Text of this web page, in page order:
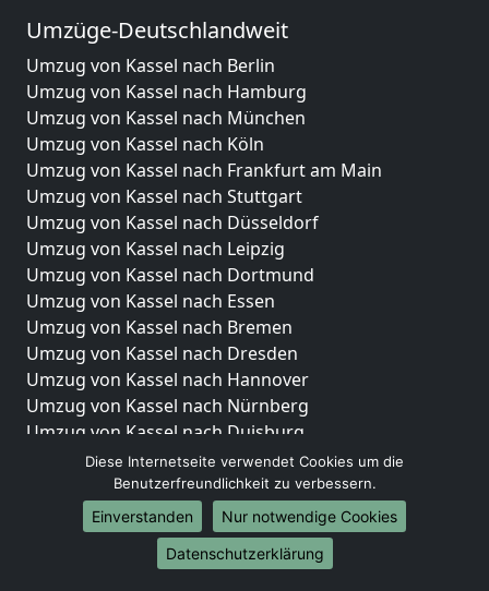
Umzüge-Deutschlandweit
Umzug von Kassel nach Berlin
Umzug von Kassel nach Hamburg
Umzug von Kassel nach München
Umzug von Kassel nach Köln
Umzug von Kassel nach Frankfurt am Main
Umzug von Kassel nach Stuttgart
Umzug von Kassel nach Düsseldorf
Umzug von Kassel nach Leipzig
Umzug von Kassel nach Dortmund
Umzug von Kassel nach Essen
Umzug von Kassel nach Bremen
Umzug von Kassel nach Dresden
Umzug von Kassel nach Hannover
Umzug von Kassel nach Nürnberg
Umzug von Kassel nach Duisburg
Umzug von Kassel nach Bochum
Umzug von Kassel nach Wuppertal
Umzug von Kassel nach Bielefeld
Umzug von Kassel nach Bonn
Umzug von Kassel nach Münster
Diese Internetseite verwendet Cookies um die
Benutzerfreundlichkeit zu verbessern.
Einverstanden
Nur notwendige Cookies
Datenschutzerklärung